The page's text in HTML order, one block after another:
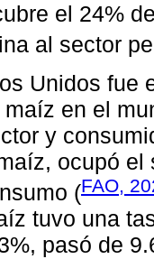
el 24%
al sector
Unidos fue
en el
y
ocupó
(FAO,
tuvo una
pasó de